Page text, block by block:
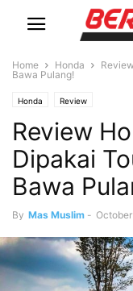
Home Honda
Bawa Pulang!
Honda Review
Review
Dipakai
Bawa
By Mas Muslim -